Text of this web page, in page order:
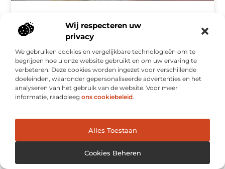
Wij respecteren uw
privacy
We gebruiken cookies en vergelijkbare technologieën om te
begrijpen hoe u onze website gebruikt en om uw ervaring te
verbeteren. Deze cookies worden ingezet voor verschillende
doeleinden, waaronder gepersonaliseerde advertenties en het
analyseren van het gebruik van de website. Voor meer
informatie, raadpleeg ons cookiebeleid.
Alles Toestaan
Cookies Beheren
Welkom in Schiedam Schiedam, een stad doordrenkt van
geschiedenis en charme, ligt aan de oevers van de Schie, op
staat bekend om
AANBIEDINGEN